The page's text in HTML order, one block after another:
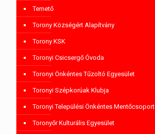
Temető
Torony Községért Alapítvány
Torony KSK
Toronyi Csicsergő Óvoda
Toronyi Önkéntes Tűzoltó Egyesület
Toronyi Szépkorúak Klubja
Toronyi Települési Önkéntes Mentőcsoport
Toronyőr Kulturális Egyesület